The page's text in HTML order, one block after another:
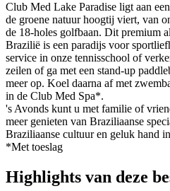
Club Med Lake Paradise ligt aan
de groene natuur hoogtij viert, van
de 18-holes golfbaan. Dit premium
Brazilië is een paradijs voor
service in onze tennisschool of
zeilen of ga met een stand-up
meer op. Koel daarna af met
in de Club Med Spa*.
's Avonds kunt u met familie of
meer genieten van Braziliaanse
Braziliaanse cultuur en geluk hand
*Met toeslag
Highlights van deze